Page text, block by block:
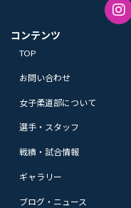
コンテンツ
TOP
お問い合わせ
女子柔道部について
選手・スタッフ
戦績・試合情報
ギャラリー
ブログ・ニュース